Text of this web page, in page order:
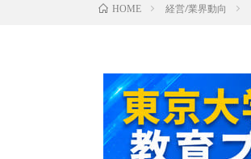
HOME 経営/業界動向